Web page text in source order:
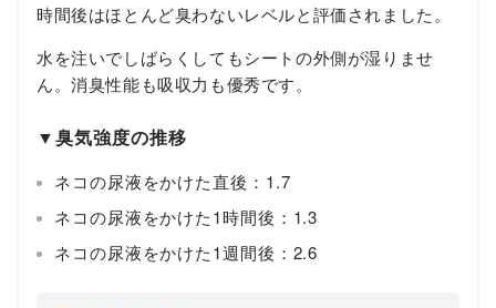
時間後はほとんど臭わないレベルと評価されました。
水を注いでしばらくしてもシートの外側が湿りませ
ん。消臭性能も吸収力も優秀です。
▼臭気強度の推移
ネコの尿液をかけた直後：1.7
ネコの尿液をかけた1時間後：1.3
ネコの尿液をかけた1週間後：2.6